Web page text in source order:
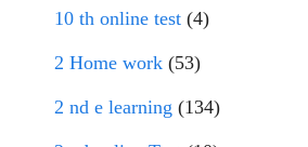
10 th online test (4)
2 Home work (53)
2 nd e learning (134)